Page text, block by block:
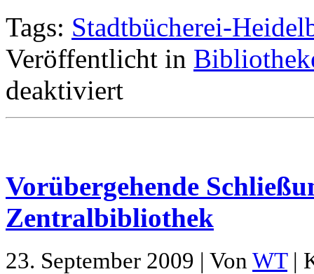
Tags: Stadtbücherei-
Veröffentlicht in
deaktiviert
Vorübergehende
Zentralbibliothek
23. September 2009 | Von WT|